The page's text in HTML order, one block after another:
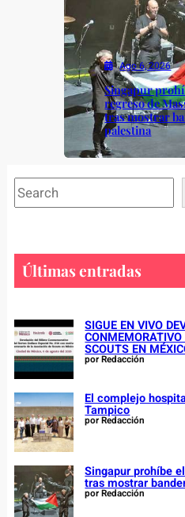
Ago 6, 2026
Singapur
regreso de
tras mostrar
palestina
S
e
h
Últimas entradas
SIGUE EN VIVO
SCOUTS EN
por Redacción
El complejo
Tampico
por Redacción
Singapur prohíbe
tras mostrar
por Redacción